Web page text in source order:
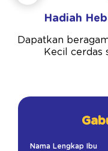
Hadiah
Dapatkan
Kecil cerdas
Nama Lengkap Ibu